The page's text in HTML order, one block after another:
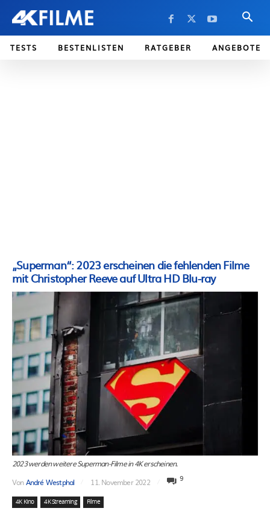
TESTS BESTENLISTEN RATGEBER ANGEBOTE
„Superman“: 2023 erscheinen die fehlenden Filme
mit Christopher Reeve auf Ultra HD Blu-ray
2023 werden weitere Superman-Filme in 4K erscheinen.
VonAndré Westphal 11. November 2022 9
4K Kino 4K Streaming Filme